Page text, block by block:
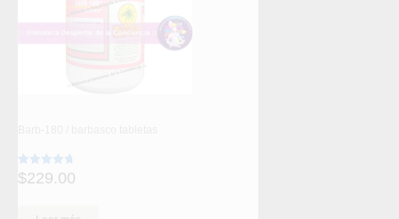
Valorado
con
$229.00